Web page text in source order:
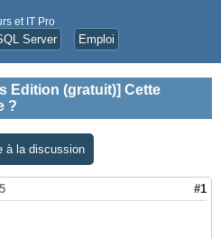
et IT Pro
Server Emploi
Edition (gratuit)] Cette
?
à la discussion
#1